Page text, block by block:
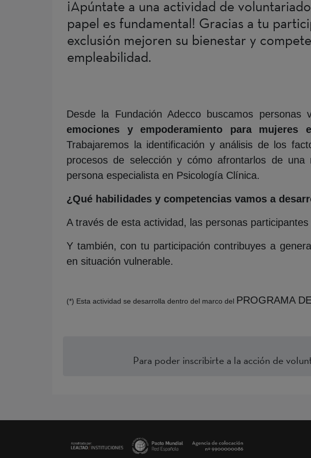
¡Apúntate a una actividad de
papel es fundamental! Gracias a tu
exclusión mejoren su bienestar y
empleabilidad.
Desde la Fundación Adecco buscamos personas
emociones y empoderamiento para mujeres
Trabajaremos la identificación y análisis de los
procesos de selección y cómo afrontarlos de
persona especialista en Psicología Clínica.
¿Qué habilidades y competencias vamos a
A través de esta actividad, las personas
Y también, con tu participación contribuyes a
en situación vulnerable.
(*) Esta actividad se desarrolla dentro del marco del PROGRAMA
Para poder inscribirte a la acción de